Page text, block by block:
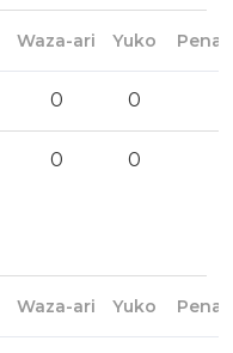
Waza-ari Yuko
0 0
0 0
Waza-ari Yuko